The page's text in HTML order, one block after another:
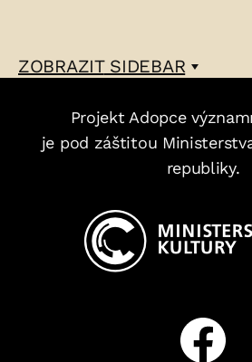
ZOBRAZITSIDEBAR
Projekt Adopce
je pod záštitou
republiky.